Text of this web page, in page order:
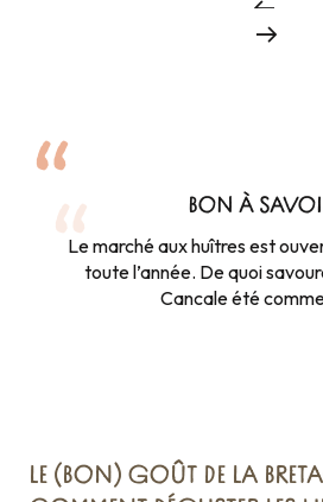
BON À
Le marché aux huîtres est
toute l’année. De quoi
Cancale été
LE (BON) GOÛT DE LA